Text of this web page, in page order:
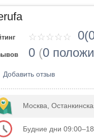
0 (0
Добавить отзыв
Москва,
Будние дни